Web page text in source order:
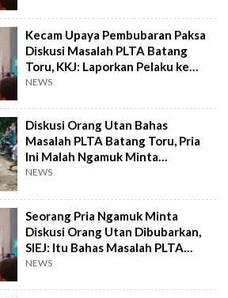
Kecam Upaya Pembubaran Paksa
Diskusi Masalah PLTA Batang
Toru, KKJ: Laporkan Pelaku ke
Polisi!
NEWS
Diskusi Orang Utan Bahas
Masalah PLTA Batang Toru, Pria
Ini Malah Ngamuk Minta
Dibubarkan
NEWS
Seorang Pria Ngamuk Minta
Diskusi Orang Utan Dibubarkan,
SIEJ: Itu Bahas Masalah PLTA
Sumut
NEWS